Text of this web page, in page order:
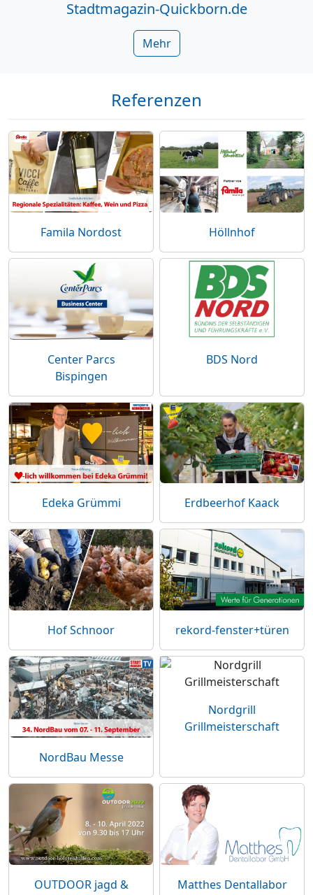
Stadtmagazin-Quickborn.de
Mehr
Referenzen
Famila Nordost Höllnhof
Center Parcs
Bispingen
BDS Nord
Edeka Grümmi Erdbeerhof Kaack
Hof Schnoor rekord-fenster+türen
NordBau Messe
Nordgrill
Grillmeisterschaft
OUTDOOR jagd &
Matthes Dentallabor